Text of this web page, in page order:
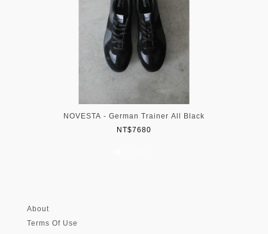
NOVESTA - German Trainer All Black
NT$7680
About
Terms Of Use